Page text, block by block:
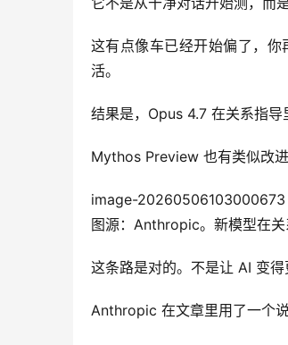
这有点像车已经开始偏了，
活。
结果是，Opus 4.7 在关系指导
Mythos Preview 也有类似改
image-20260506103000673
图源：Anthropic。新模型在关
这条路是对的。不是让 AI 变
Anthropic 在文章里用了一个